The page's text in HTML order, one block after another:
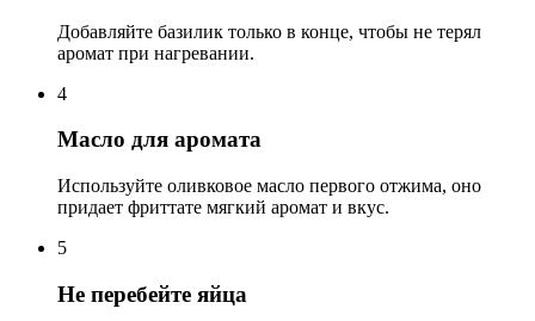
Добавляйте базилик только в конце, чтобы не терял
аромат при нагревании.
4
Масло для аромата
Используйте оливковое масло первого отжима, оно
придает фриттате мягкий аромат и вкус.
5
Не перебейте яйца